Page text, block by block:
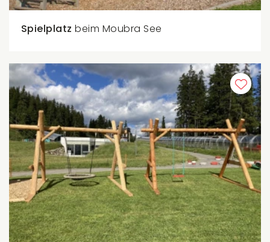
Spielplatzbeim Moubra See